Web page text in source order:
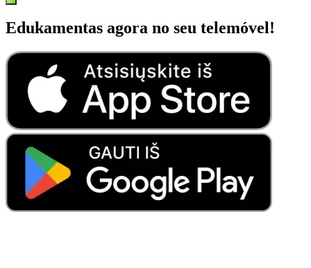
Edukamentas agora no seu telemóvel!